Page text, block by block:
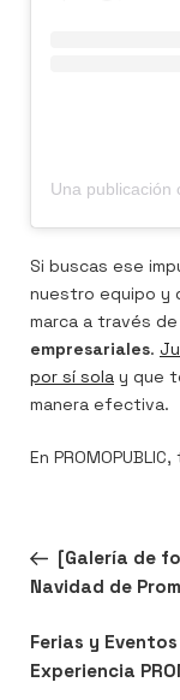
Si buscas ese
nuestro equipo y
marca a través de
empresariales.
por sí sola y que
manera efectiva.
En
de
Entrada
anterior:
ANTERIOR
[Galería de
Navidad de
Siguiente
entrada
SIGUIENTE
Ferias y
Experiencia